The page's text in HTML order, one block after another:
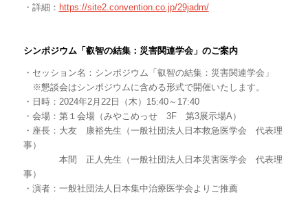
・詳細： https://site2.convention.co.jp/29jadm/
シンポジウム「叡智の結集：災害関連学会」のご案内
・セッション名：シンポジウム「叡智の結集：災害関連学会」
※懇談会はシンポジウムに含める形式で開催いたします。
・日時：2024年2月22日（木）15:40～17:40
・会場：第１会場（みやこめっせ 3F 第3展示場A）
・座長：大友 康裕先生（一般社団法人日本救急医学会 代表理
事）
本間 正人先生（一般社団法人日本災害医学会 代表理
事）
・演者：一般社団法人日本集中治療医学会よりご推薦